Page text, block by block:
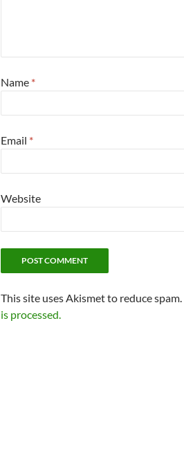
Name *
Email *
Website
This site uses Akismet to reduce spam.
is processed.